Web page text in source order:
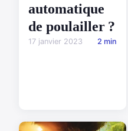
automatique
de poulailler ?
17 janvier 2023 2 min